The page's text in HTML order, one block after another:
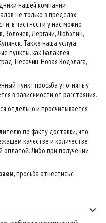
нашей компании
не только в пределах
в частности у нас можно
Золочев, Дергачи, Люботин,
Также наша услуга
пункты. как Балаклея,
Песочин, Новая Водолага,
пункт просьба уточнять у
в зависимости от расстояния.
отдельно и просчитывается
по факту доставки, что
качестве и количестве
оплатой. Либо при получении
просьба отнестись с